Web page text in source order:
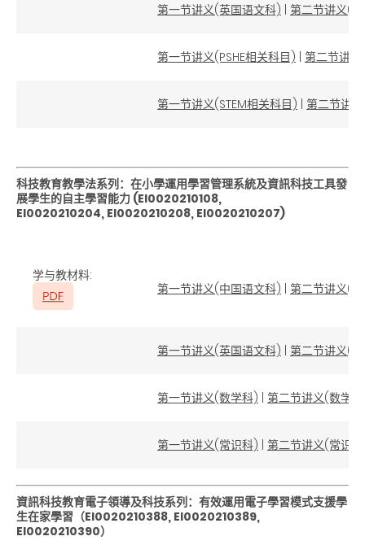
第一节讲义(英国语文科) | 第二节讲义(
第一节讲义(PSHE相关科目) | 第二节讲义
第一节讲义(STEM相关科目) | 第二节讲
科技教育教學法系列：在小學運用學習管理系統及資訊科技工具發
展學生的自主學習能力 (EI0020210108,
EI0020210204, EI0020210208, EI0020210207)
学与教材料:
第一节讲义(中国语文科) | 第二节讲义(
第一节讲义(英国语文科) | 第二节讲义(
第一节讲义(数学科) | 第二节讲义(数学
第一节讲义(常识科) | 第二节讲义(常识
資訊科技教育電子領導及科技系列：有效運用電子學習模式支援學
生在家學習（EI0020210388, EI0020210389,
EI0020210390）